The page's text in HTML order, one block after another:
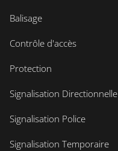
Balisage
Contrôle d'accès
Protection
Signalisation Directionnelle
Signalisation Police
Signalisation Temporaire